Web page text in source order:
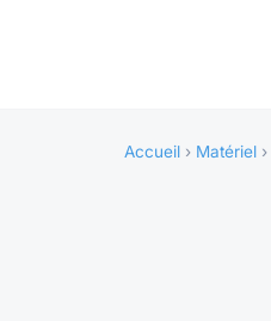
Accueil › Matériel ›